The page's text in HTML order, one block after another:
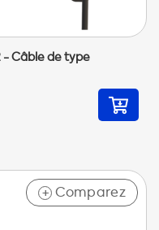
- Câble de type
+ Comparez